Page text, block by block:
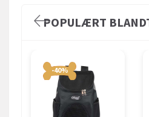
POPULÆRT
-40%